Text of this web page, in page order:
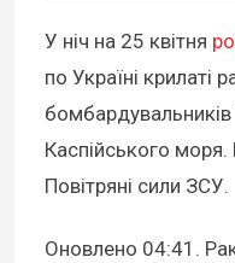
У ніч на 25 квітня
по Україні крилаті
Каспійського
Повітряні сили ЗСУ.
Оновлено 04:41 .